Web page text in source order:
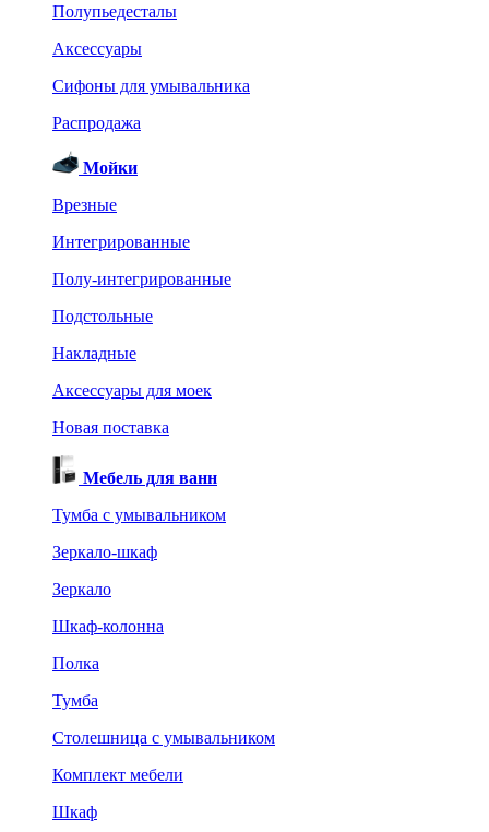
Полупьедесталы
Аксессуары
Сифоны для умывальника
Распродажа
Мойки
Врезные
Интегрированные
Полу-интегрированные
Подстольные
Накладные
Аксессуары для моек
Новая поставка
Мебель для ванн
Тумба с умывальником
Зеркало-шкаф
Зеркало
Шкаф-колонна
Полка
Тумба
Столешница с умывальником
Комплект мебели
Шкаф